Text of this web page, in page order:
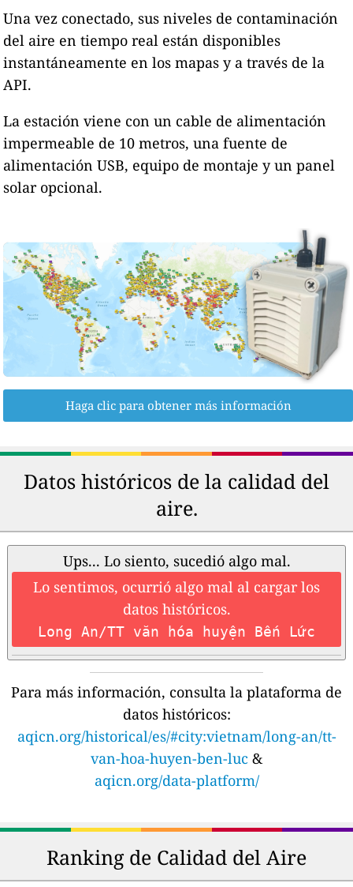
Una vez conectado, sus niveles de contaminación
del aire en tiempo real están disponibles
instantáneamente en los mapas y a través de la
API.
La estación viene con un cable de alimentación
impermeable de 10 metros, una fuente de
alimentación USB, equipo de montaje y un panel
solar opcional.
Haga clic para obtener más información
Datos históricos de la calidad del
aire.
Ups... Lo siento, sucedió algo mal.
Lo sentimos, ocurrió algo mal al cargar los
datos históricos.
Long An/TT văn hóa huyện Bến Lức
Para más información, consulta la plataforma de
datos históricos:
aqicn.org/historical/es/#city:vietnam/long-an/tt-
van-hoa-huyen-ben-luc &
aqicn.org/data-platform/
Ranking de Calidad del Aire